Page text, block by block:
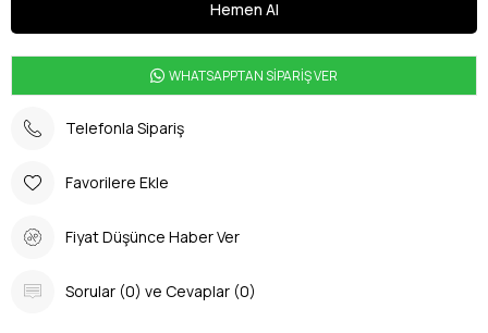
WHATSAPPTAN SİPARİŞ VER
Telefonla Sipariş
Favorilere Ekle
Fiyat Düşünce Haber Ver
Sorular (0) ve Cevaplar (0)